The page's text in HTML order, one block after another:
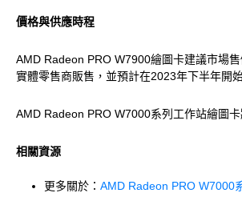
價格與供應時程
AMD Radeon PRO W7900繪圖卡建議市場
實體零售商販售，並預計在2023年下半年開
AMD Radeon PRO W7000系列工作站繪圖
相關資源
更多關於： AMD Radeon PRO W7000